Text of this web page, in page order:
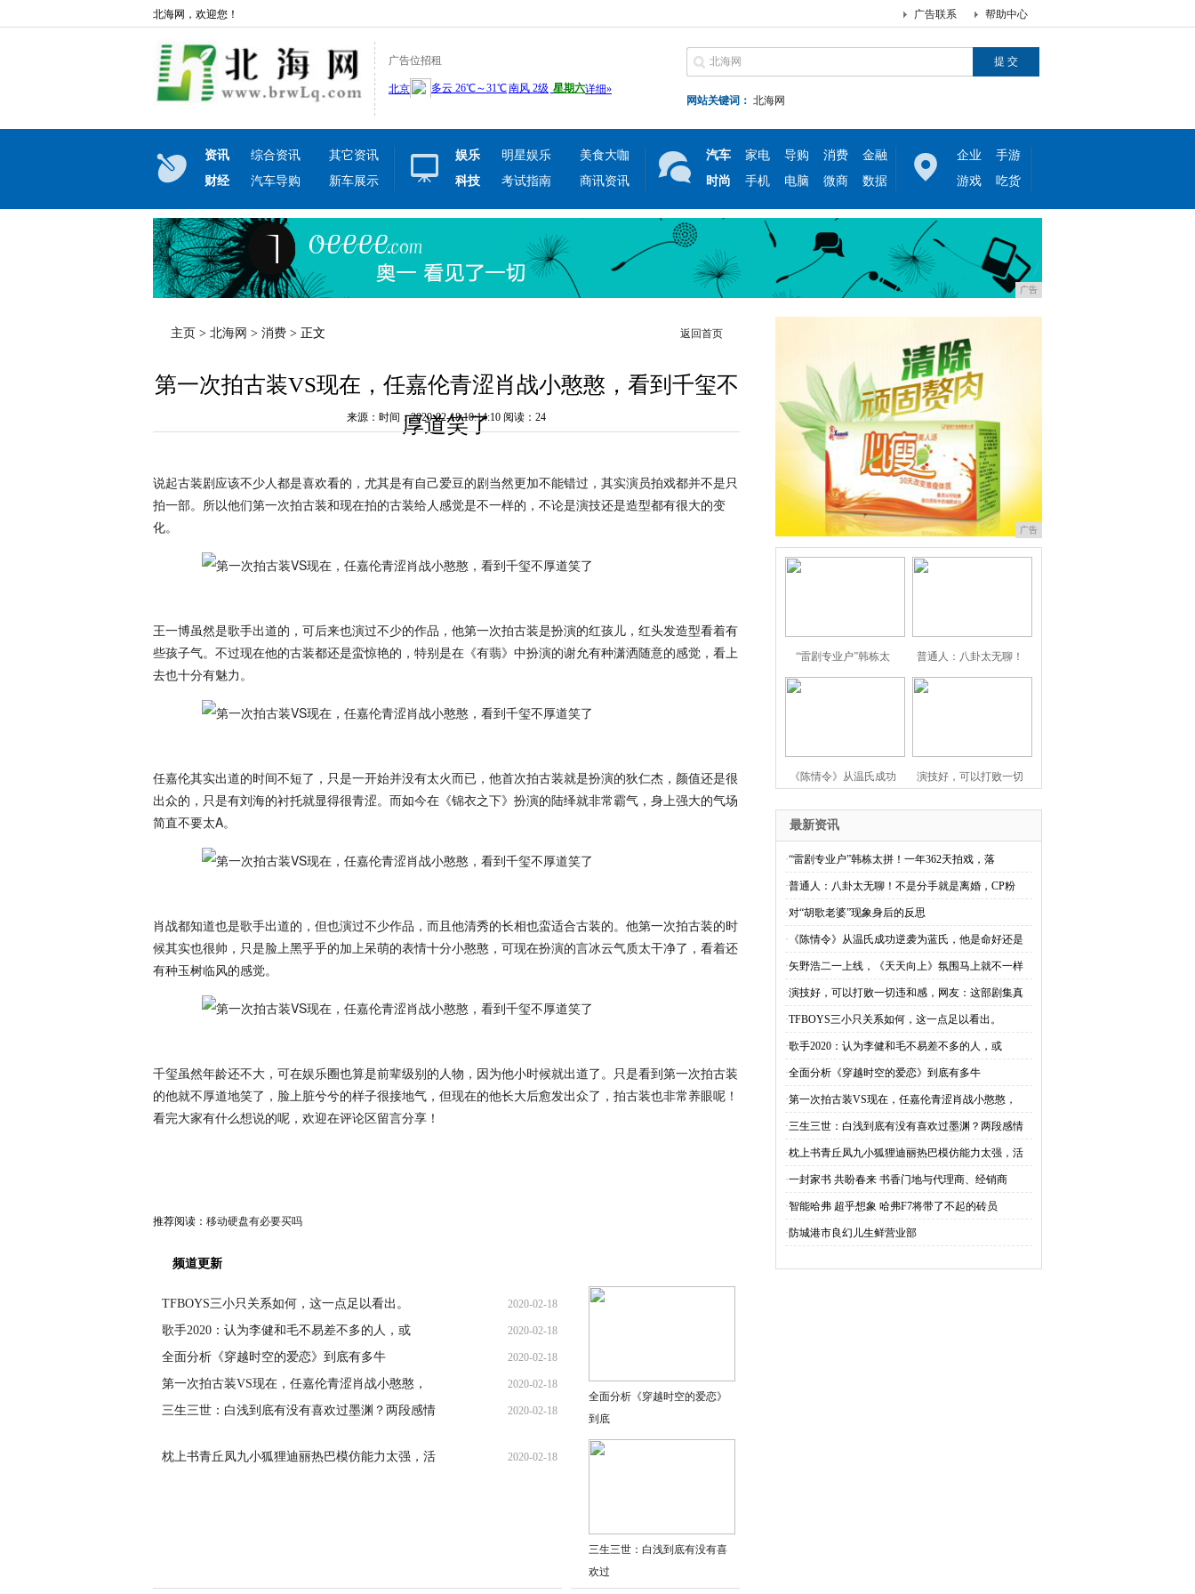
北海网，欢迎您！ 帮助中心
广告联系
广告位招租
网站关键词： 北海网
资讯 综合资讯
其它资讯
财经
汽车导购 新车展示
娱乐 明星娱乐
美食大咖
科技
考试指南 商讯资讯
汽车 家电 导购 消费
金融
时尚
手机 电脑 微商 数据
企业
手游
游戏
吃货
广告
主页 > 北海网 > 消费 > 正文 返回首页
第一次拍古装VS现在，任嘉伦青涩肖战小憨憨，看到千玺不
厚道笑了
来源：时间：2020-02-18 10:14:10 阅读：24
说起古装剧应该不少人都是喜欢看的，尤其是有自己爱豆的剧当然更加不能错过，其实演员拍戏都并不是只
拍一部。所以他们第一次拍古装和现在拍的古装给人感觉是不一样的，不论是演技还是造型都有很大的变
化。
王一博虽然是歌手出道的，可后来也演过不少的作品，他第一次拍古装是扮演的红孩儿，红头发造型看着有
些孩子气。不过现在他的古装都还是蛮惊艳的，特别是在《有翡》中扮演的谢允有种潇洒随意的感觉，看上
去也十分有魅力。
任嘉伦其实出道的时间不短了，只是一开始并没有太火而已，他首次拍古装就是扮演的狄仁杰，颜值还是很
出众的，只是有刘海的衬托就显得很青涩。而如今在《锦衣之下》扮演的陆绎就非常霸气，身上强大的气场
简直不要太A。
肖战都知道也是歌手出道的，但也演过不少作品，而且他清秀的长相也蛮适合古装的。他第一次拍古装的时
候其实也很帅，只是脸上黑乎乎的加上呆萌的表情十分小憨憨，可现在扮演的言冰云气质太干净了，看着还
有种玉树临风的感觉。
千玺虽然年龄还不大，可在娱乐圈也算是前辈级别的人物，因为他小时候就出道了。只是看到第一次拍古装
的他就不厚道地笑了，脸上脏兮兮的样子很接地气，但现在的他长大后愈发出众了，拍古装也非常养眼呢！
看完大家有什么想说的呢，欢迎在评论区留言分享！
推荐阅读： 移动硬盘有必要买吗
频道更新
TFBOYS三小只关系如何，这一点足以看出。 2020-02-18
歌手2020：认为李健和毛不易差不多的人，或 2020-02-18
全面分析《穿越时空的爱恋》到底有多牛 2020-02-18
第一次拍古装VS现在，任嘉伦青涩肖战小憨憨， 2020-02-18
三生三世：白浅到底有没有喜欢过墨渊？两段感情 2020-02-18
枕上书青丘凤九小狐狸迪丽热巴模仿能力太强，活 2020-02-18
全面分析《穿越时空的爱恋》
到底
三生三世：白浅到底有没有喜
欢过
广告
“雷剧专业户”韩栋太 普通人：八卦太无聊！
《陈情令》从温氏成功 演技好，可以打败一切
最新资讯
·“雷剧专业户”韩栋太拼！一年362天拍戏，落
·普通人：八卦太无聊！不是分手就是离婚，CP粉
·对“胡歌老婆”现象身后的反思
· 《陈情令》从温氏成功逆袭为蓝氏，他是命好还是
·矢野浩二一上线，《天天向上》氛围马上就不一样
·演技好，可以打败一切违和感，网友：这部剧集真
·TFBOYS三小只关系如何，这一点足以看出。
·歌手2020：认为李健和毛不易差不多的人，或
·全面分析《穿越时空的爱恋》到底有多牛
·第一次拍古装VS现在，任嘉伦青涩肖战小憨憨，
·三生三世：白浅到底有没有喜欢过墨渊？两段感情
·枕上书青丘凤九小狐狸迪丽热巴模仿能力太强，活
·一封家书 共盼春来 书香门地与代理商、经销商
·智能哈弗 超乎想象 哈弗F7将带了不起的砖员
·防城港市良幻儿生鲜营业部